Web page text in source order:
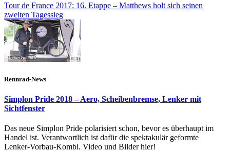
Tour de France 2017: 16. Etappe – Matthews holt sich seinen
zweiten Tagessieg
Rennrad-News
Simplon Pride 2018 – Aero, Scheibenbremse, Lenker mit
Sichtfenster
Das neue Simplon Pride polarisiert schon, bevor es überhaupt im
Handel ist. Verantwortlich ist dafür die spektakulär geformte
Lenker-Vorbau-Kombi. Video und Bilder hier!